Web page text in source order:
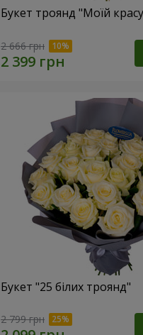
Букет троянд "Моїй
2 666 грн
Букет "25 білих троянд"
2 799 грн